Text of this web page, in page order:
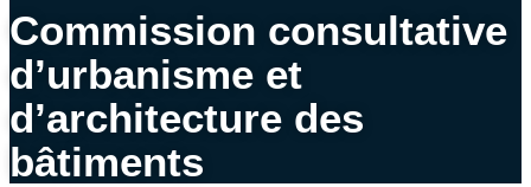
Commission consultative
d’urbanisme et
d’architecture des
bâtiments